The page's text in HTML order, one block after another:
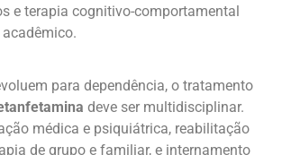
e terapia cognitivo-comportamental
para dependência, o tratamento
deve ser multidisciplinar.
médica e psiquiátrica, reabilitação
de grupo e familiar, e internamento